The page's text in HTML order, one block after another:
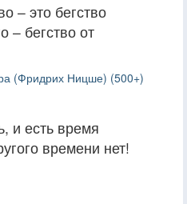
– это бегство
– бегство от
(Фридрих Ницше) (500+)
и есть время
времени нет!